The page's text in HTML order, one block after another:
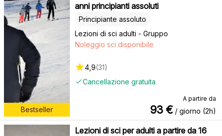
Bestseller
anni principianti assoluti
Lezioni di sci adulti - Gruppo
Principiante assoluto
Cancellazione gratuita
Noleggio sci disponibile
4,9(31)
A partire da
93 € / giorno (2h)
Lezioni di sci per adulti a partire da 16